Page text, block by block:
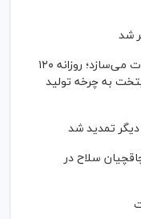
شد
شهری که از نخاله‌های ساختمانی ثروت می‌سازد؛ روزانه ۱۲۰
به چرخه تولید
سلاح در